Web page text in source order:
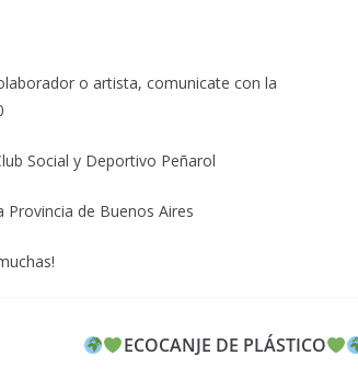
o artista, comunicate con la
Social y Deportivo Peñarol
Provincia de Buenos Aires
ECOCANJE DE PLÁSTICO